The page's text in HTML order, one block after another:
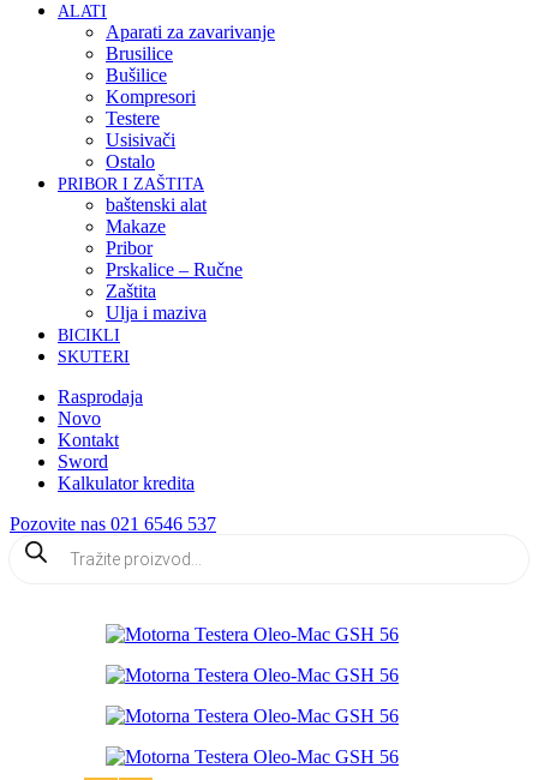
ALATI
Aparati za zavarivanje
Brusilice
Bušilice
Kompresori
Testere
Usisivači
Ostalo
PRIBOR I ZAŠTITA
baštenski alat
Makaze
Pribor
Prskalice – Ručne
Zaštita
Ulja i maziva
BICIKLI
SKUTERI
Rasprodaja
Novo
Kontakt
Sword
Kalkulator kredita
Pozovite nas 021 6546 537
Products
search